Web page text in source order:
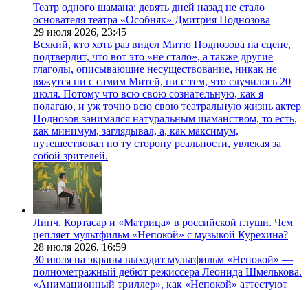
Театр одного шамана: девять дней назад не стало
основателя театра «Особняк» Дмитрия Поднозова
29 июля 2026, 23:45
Всякий, кто хоть раз видел Митю Поднозова на сцене,
подтвердит, что вот это «не стало», а также другие
глаголы, описывающие несуществование, никак не
вяжутся ни с самим Митей, ни с тем, что случилось 20
июля. Потому что всю свою сознательную, как я
полагаю, и уж точно всю свою театральную жизнь актер
Поднозов занимался натуральным шаманством, то есть,
как минимум, заглядывал, а, как максимум,
путешествовал по ту сторону реальности, увлекая за
собой зрителей.
Линч, Кортасар и «Матрица» в российской глуши. Чем
цепляет мультфильм «Непокой» с музыкой Курехина?
28 июля 2026, 16:59
30 июля на экраны выходит мультфильм «Непокой» —
полнометражный дебют режиссера Леонида Шмелькова.
«Анимационный триллер», как «Непокой» аттестуют